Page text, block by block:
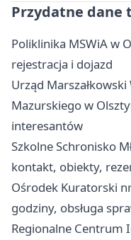
Przydatne dane
Poliklinika MSWiA w
rejestracja i dojazd
Urząd
Mazurskiego w
interesantów
Szkolne Schronisko
kontakt, obiekty,
Ośrodek Kuratorski
godziny, obsługa
Regionalne Centrum